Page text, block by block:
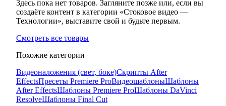
Здесь пока нет товаров. Загляните позже или, если вы
создаёте контент в категории «Стоковое видео —
Технологии», выставите свой и будьте первым.
Смотреть все товары
Похожие категории
Видеоналожения (свет, боке)Скрипты After
EffectsПресеты Premiere ProВидеошаблоныШаблоны
After EffectsШаблоны Premiere ProШаблоны DaVinci
ResolveШаблоны Final Cut